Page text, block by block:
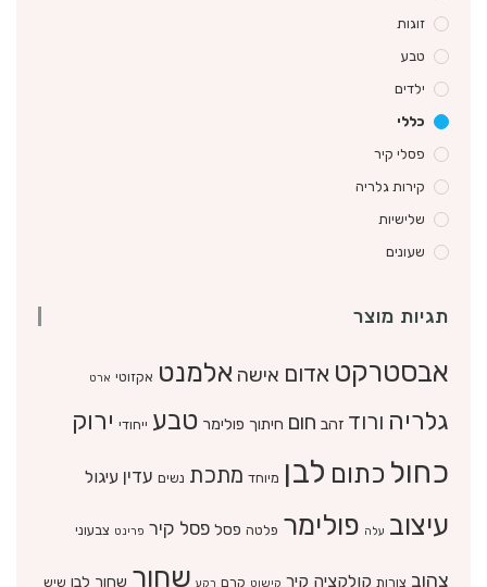
זוגות
טבע
ילדים
כללי
פסלי קיר
קירות גלריה
שלישיות
שעונים
תגיות מוצר
אבסטרקט אדום אישה אלמנט אקזוטי ארט
גלריה ורוד זהב חום חיתוך פולימר טבע ייחודי ירוק
כחול כתום לבן מיוחד מתכת נשים עדין עיגול
עיצוב עלה פולימר פלטה פסל פסל קיר פרינט צבעוני
צהוב צורות קולקציה קיר קישוט קרם רקע שחור שחור לבן שיש